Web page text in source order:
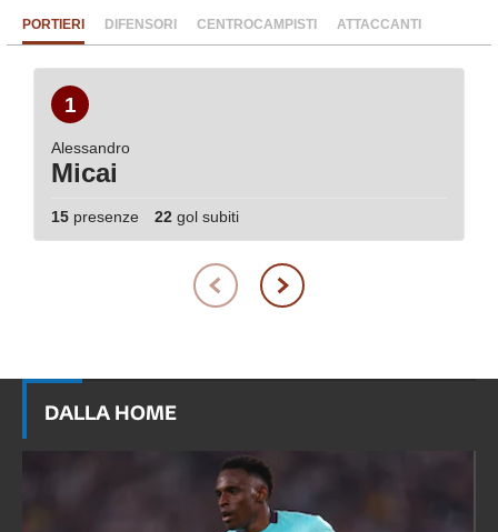
PORTIERI DIFENSORI CENTROCAMPISTI ATTACCANTI
1
Alessandro
Micai
15 presenze 22 gol subiti
DALLA HOME